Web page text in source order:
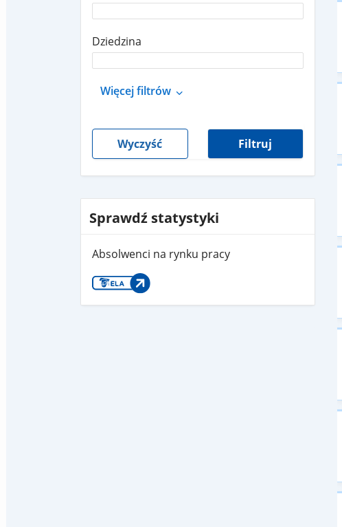
Dziedzina
Więcej filtrów
Wyczyść Filtruj
Sprawdź statystyki
Absolwenci na rynku pracy